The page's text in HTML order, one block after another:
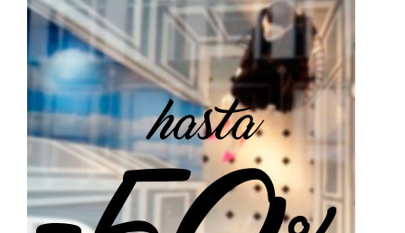
hasta
40,00€
ESTE
PRODUCTO
TIENE